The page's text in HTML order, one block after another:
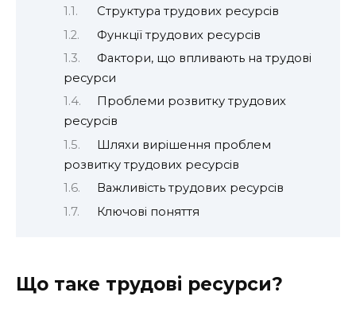
Структура трудових ресурсів
Функції трудових ресурсів
Фактори, що впливають на трудові
ресурси
Проблеми розвитку трудових
ресурсів
Шляхи вирішення проблем
розвитку трудових ресурсів
Важливість трудових ресурсів
Ключові поняття
Що таке трудові ресурси?